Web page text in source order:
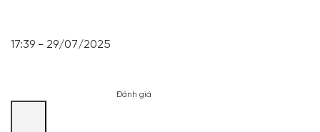
17:39 - 29/07/2025
Đánh giá